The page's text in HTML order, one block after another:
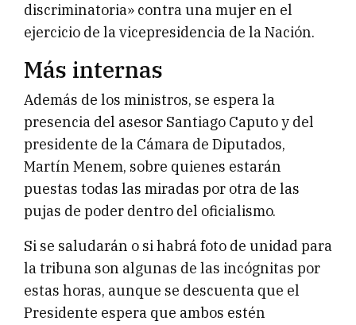
discriminatoria» contra una mujer en el
ejercicio de la vicepresidencia de la Nación.
Más internas
Además de los ministros, se espera la
presencia del asesor Santiago Caputo y del
presidente de la Cámara de Diputados,
Martín Menem, sobre quienes estarán
puestas todas las miradas por otra de las
pujas de poder dentro del oficialismo.
Si se saludarán o si habrá foto de unidad para
la tribuna son algunas de las incógnitas por
estas horas, aunque se descuenta que el
Presidente espera que ambos estén